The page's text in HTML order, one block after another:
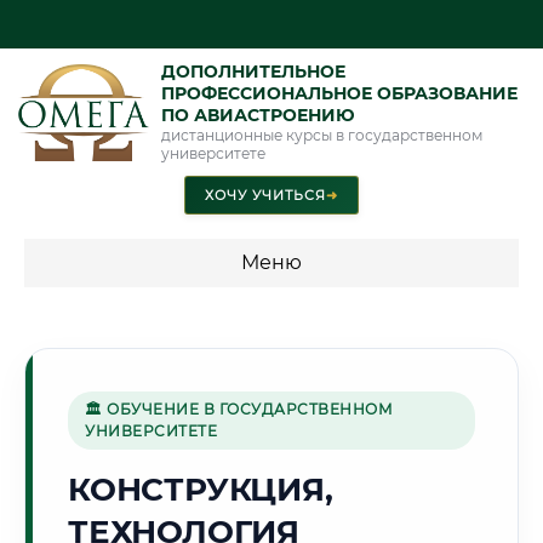
ДОПОЛНИТЕЛЬНОЕ
ПРОФЕССИОНАЛЬНОЕ ОБРАЗОВАНИЕ
ПО АВИАСТРОЕНИЮ
дистанционные курсы в государственном
университете
ХОЧУ УЧИТЬСЯ➜
Меню
🌲
Г. ЙОШКАР-ОЛА
🏛 ОБУЧЕНИЕ В ГОСУДАРСТВЕННОМ
УНИВЕРСИТЕТЕ
КОНСТРУКЦИЯ,
ТЕХНОЛОГИЯ